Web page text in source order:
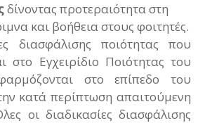
δίνοντας προτεραιότητα στη
και βοήθεια στους φοιτητές.
διασφάλισης ποιότητας που
στο Εγχειρίδιο Ποιότητας του
στο επίπεδο του
κατά περίπτωση απαιτούμενη
οι διαδικασίες διασφάλισης